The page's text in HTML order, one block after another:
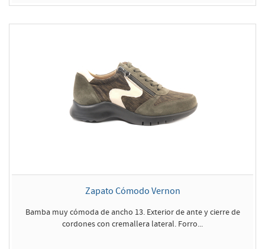
Zapato Cómodo Vernon
Bamba muy cómoda de ancho 13. Exterior de ante y cierre de
cordones con cremallera lateral. Forro...